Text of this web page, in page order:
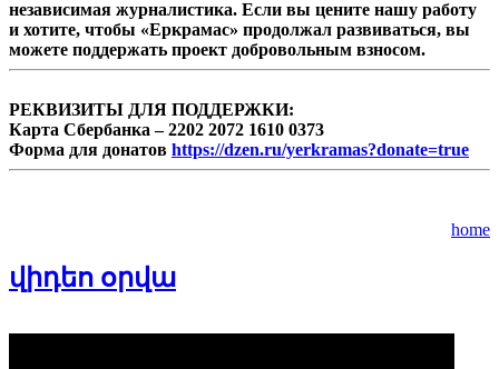
независимая журналистика. Если вы цените нашу работу
и хотите, чтобы «Еркрамас» продолжал развиваться, вы
можете поддержать проект добровольным взносом.
РЕКВИЗИТЫ ДЛЯ ПОДДЕРЖКИ:
Карта Сбербанка – 2202 2072 1610 0373
Форма для донатов https://dzen.ru/yerkramas?donate=true
home
վիդեո օրվա